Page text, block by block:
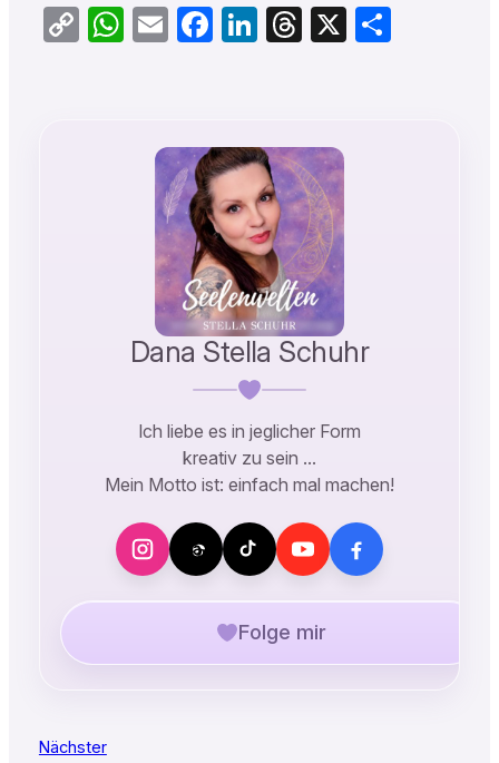
CopyWhatsApp
EmailFacebook
LinkedIn
Threads
X Teilen
Dana Stella Schuhr
Ich liebe es in jeglicher Form
kreativ zu sein …
Mein Motto ist: einfach mal machen!
Folge mir
Nächster